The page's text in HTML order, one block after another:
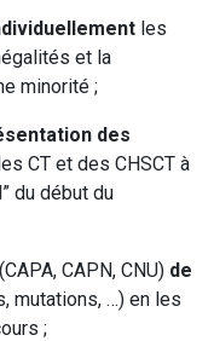
les
et la
minorité ;
des
CT et des CHSCT à
du début du
(CAPA, CAPN, CNU) de
mutations, …) en les
;